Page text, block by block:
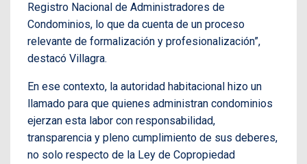
Registro Nacional de Administradores de
Condominios, lo que da cuenta de un proceso
relevante de formalización y profesionalización”,
destacó Villagra.
En ese contexto, la autoridad habitacional hizo un
llamado para que quienes administran condominios
ejerzan esta labor con responsabilidad,
transparencia y pleno cumplimiento de sus deberes,
no solo respecto de la Ley de Copropiedad